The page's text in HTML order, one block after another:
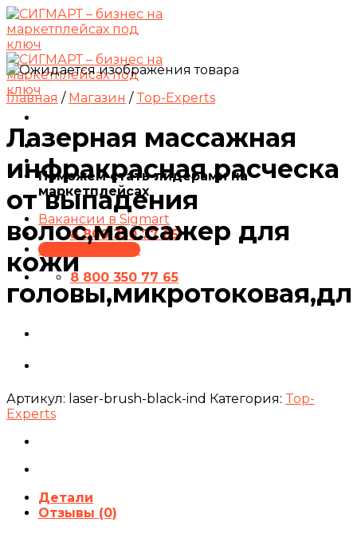
Skip
to
content
Поможем стать лидерами на
маркетплейсах
Вакансии в Sigmart
8 800 350 77 65
ПРЕЗЕНТАЦИЯ
8 800 350 77 65
Главная / Магазин / Top-Experts
Лазерная массажная
инфракрасная расческа
от выпадения
волос,массажер для
кожи
головы,микротоковая,дл
Артикул: laser-brush-black-ind Категория: Top-
Experts
Детали
Отзывы (0)